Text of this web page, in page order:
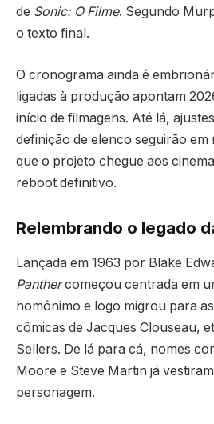
de Sonic: O Filme. Segundo
o texto final.
O cronograma ainda é
ligadas à produção apontam
início de filmagens. Até lá,
definição de elenco seguirão
que o projeto chegue aos
reboot definitivo.
Relembrando o legado
Lançada em 1963 por Blake
Panthercomeçou centrada em
homônimo e logo migrou para
cômicas de Jacques Clouseau,
Sellers. De lá para cá, nomes
Moore e Steve Martin já
personagem.